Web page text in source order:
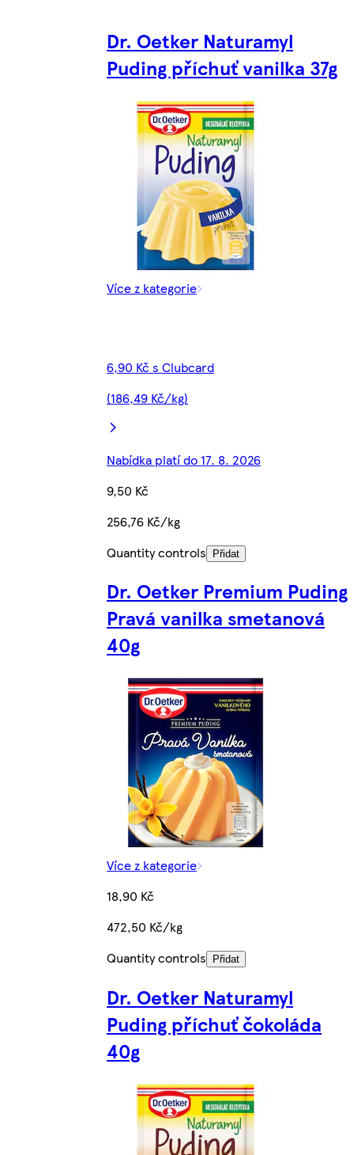
Dr. Oetker Naturamyl
Puding příchuť vanilka 37g
Více z kategorie
6,90 Kč s Clubcard
(186,49 Kč/kg)
Nabídka platí do 17. 8. 2026
9,50 Kč
256,76 Kč/kg
Quantity controls
Přidat
Dr. Oetker Premium Puding
Pravá vanilka smetanová
40g
Více z kategorie
18,90 Kč
472,50 Kč/kg
Quantity controls
Přidat
Dr. Oetker Naturamyl
Puding příchuť čokoláda
40g